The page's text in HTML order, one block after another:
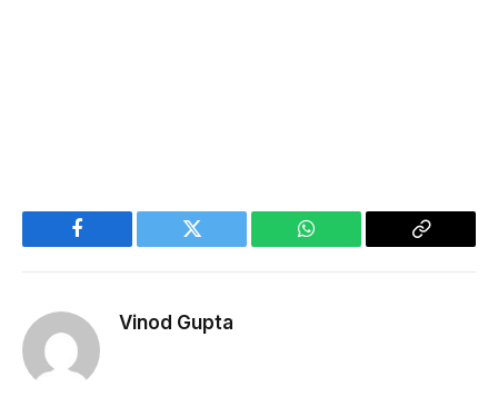
Facebook Twitter WhatsApp
Copy
Vinod Gupta